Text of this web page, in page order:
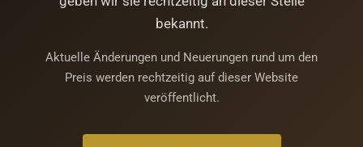
bekannt.
Aktuelle Änderungen und Neuerungen rund um den
Preis werden rechtzeitig auf dieser Website
veröffentlicht.